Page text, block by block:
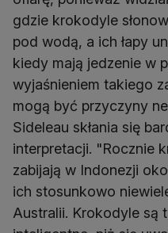
gdzie krokodyle
pod wodą, a ich łapy
kiedy mają jedzenie w
wyjaśnieniem takiego
mogą być przyczyny
Sideleau skłania się
interpretacji. "Rocznie
zabijają w Indonezji
ich stosunkowo
Australii. Krokodyle są